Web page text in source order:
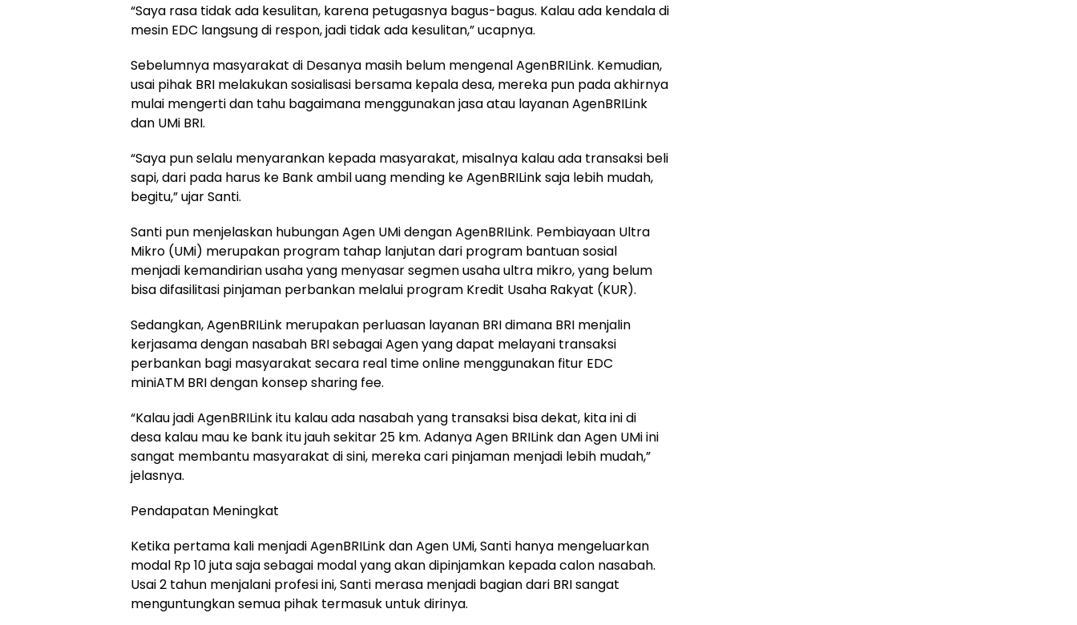
“Saya rasa tidak ada kesulitan, karena petugasnya bagus-bagus. Kalau ada kendala di
mesin EDC langsung di respon, jadi tidak ada kesulitan,” ucapnya.
Sebelumnya masyarakat di Desanya masih belum mengenal AgenBRILink. Kemudian,
usai pihak BRI melakukan sosialisasi bersama kepala desa, mereka pun pada akhirnya
mulai mengerti dan tahu bagaimana menggunakan jasa atau layanan AgenBRILink
dan UMi BRI.
“Saya pun selalu menyarankan kepada masyarakat, misalnya kalau ada transaksi beli
sapi, dari pada harus ke Bank ambil uang mending ke AgenBRILink saja lebih mudah,
begitu,” ujar Santi.
Santi pun menjelaskan hubungan Agen UMi dengan AgenBRILink. Pembiayaan Ultra
Mikro (UMi) merupakan program tahap lanjutan dari program bantuan sosial
menjadi kemandirian usaha yang menyasar segmen usaha ultra mikro, yang belum
bisa difasilitasi pinjaman perbankan melalui program Kredit Usaha Rakyat (KUR).
Sedangkan, AgenBRILink merupakan perluasan layanan BRI dimana BRI menjalin
kerjasama dengan nasabah BRI sebagai Agen yang dapat melayani transaksi
perbankan bagi masyarakat secara real time online menggunakan fitur EDC
miniATM BRI dengan konsep sharing fee.
“Kalau jadi AgenBRILink itu kalau ada nasabah yang transaksi bisa dekat, kita ini di
desa kalau mau ke bank itu jauh sekitar 25 km. Adanya Agen BRILink dan Agen UMi ini
sangat membantu masyarakat di sini, mereka cari pinjaman menjadi lebih mudah,”
jelasnya.
Pendapatan Meningkat
Ketika pertama kali menjadi AgenBRILink dan Agen UMi, Santi hanya mengeluarkan
modal Rp 10 juta saja sebagai modal yang akan dipinjamkan kepada calon nasabah.
Usai 2 tahun menjalani profesi ini, Santi merasa menjadi bagian dari BRI sangat
menguntungkan semua pihak termasuk untuk dirinya.